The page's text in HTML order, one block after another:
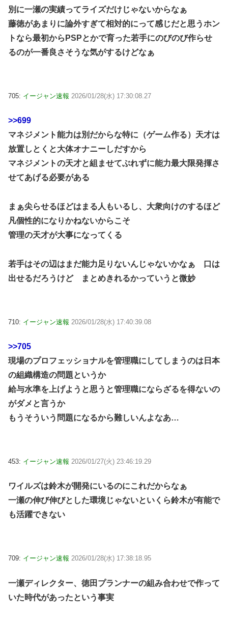
別に一瀬の実績ってライズだけじゃないからなぁ
藤徳があまりに論外すぎて相対的にって感じだと思うホン
トなら最初からPSPとかで育った若手にのびのび作らせ
るのが一番良さそうな気がするけどなぁ
705: イージャン速報 2026/01/28(水) 17:30:08.27
>>699
マネジメント能力は別だからな特に（ゲーム作る）天才は
放置しとくと大体オナニーしだすから
マネジメントの天才と組ませてぶれずに能力最大限発揮さ
せてあげる必要がある
まぁ尖らせるほどはまる人もいるし、大衆向けのするほど
凡個性的になりかねないからこそ
管理の天才が大事になってくる
若手はその辺はまだ能力足りないんじゃないかなぁ 口は
出せるだろうけど まとめきれるかっていうと微妙
710: イージャン速報 2026/01/28(水) 17:40:39.08
>>705
現場のプロフェッショナルを管理職にしてしまうのは日本
の組織構造の問題というか
給与水準を上げようと思うと管理職にならざるを得ないの
がダメと言うか
もうそういう問題になるから難しいんよなあ…
453: イージャン速報 2026/01/27(火) 23:46:19.29
ワイルズは鈴木が開発にいるのにこれだからなぁ
一瀬の伸び伸びとした環境じゃないといくら鈴木が有能で
も活躍できない
709: イージャン速報 2026/01/28(水) 17:38:18.95
一瀬ディレクター、徳田プランナーの組み合わせで作って
いた時代があったという事実